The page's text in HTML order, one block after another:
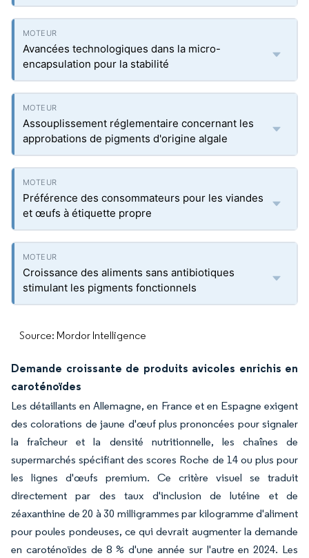
Avancées technologiques dans la micro-
encapsulation pour la stabilité
Assouplissement réglementaire concernant les
approbations de pigments d'origine algale
Préférence des consommateurs pour les viandes
et œufs à étiquette propre
Croissance des aliments sans antibiotiques
stimulant les pigments fonctionnels
Source: Mordor Intelligence
Demande croissante de produits avicoles enrichis en
caroténoïdes
Les détaillants en Allemagne, en France et en Espagne exigent
des colorations de jaune d'œuf plus prononcées pour signaler
la fraîcheur et la densité nutritionnelle, les chaînes de
supermarchés spécifiant des scores Roche de 14 ou plus pour
les lignes d'œufs premium. Ce critère visuel se traduit
directement par des taux d'inclusion de lutéine et de
zéaxanthine de 20 à 30 milligrammes par kilogramme d'aliment
pour poules pondeuses, ce qui devrait augmenter la demande
en caroténoïdes de 8 % d'une année sur l'autre en 2024. Les